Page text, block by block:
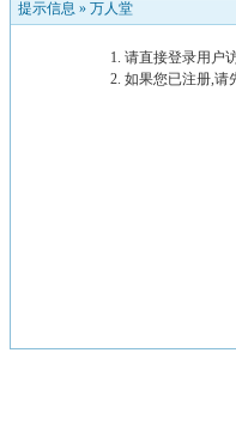
提示信息 » 万人堂
请直接登录用户
如果您已注册,请